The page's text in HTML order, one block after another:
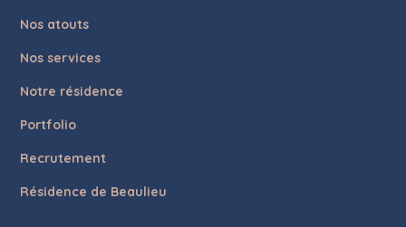
Nos atouts
Nos services
Notre résidence
Portfolio
Recrutement
Résidence de Beaulieu